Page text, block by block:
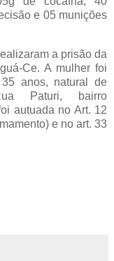
e 05 munições
a prisão da
Ce. A mulher foi
anos, natural de
Paturi, bairro
autuada no Art. 12
e no art. 33